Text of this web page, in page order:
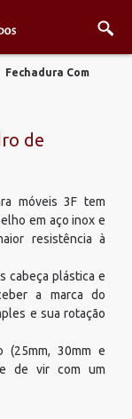
Fechadura Com
de
móveis 3F tem
em aço inox e
resistência à
cabeça plástica e
a marca do
e sua rotação
(25mm, 30mm e
de vir com um